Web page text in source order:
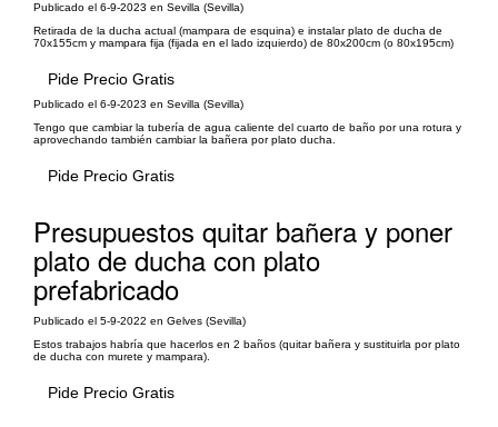
Publicado el 6-9-2023 en Sevilla (Sevilla)
Retirada de la ducha actual (mampara de esquina) e instalar plato de ducha de
70x155cm y mampara fija (fijada en el lado izquierdo) de 80x200cm (o 80x195cm)
Pide Precio Gratis
Publicado el 6-9-2023 en Sevilla (Sevilla)
Tengo que cambiar la tubería de agua caliente del cuarto de baño por una rotura y
aprovechando también cambiar la bañera por plato ducha.
Pide Precio Gratis
Presupuestos quitar bañera y poner
plato de ducha con plato
prefabricado
Publicado el 5-9-2022 en Gelves (Sevilla)
Estos trabajos habría que hacerlos en 2 baños (quitar bañera y sustituirla por plato
de ducha con murete y mampara).
Pide Precio Gratis